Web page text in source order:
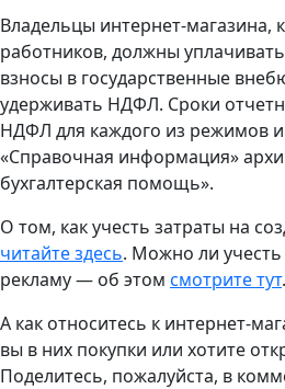
Владельцы интернет-магазина,
работников, должны
взносы в государственные
удерживать НДФЛ. Сроки
НДФЛ для каждого из режимов
«Справочная информация»
бухгалтерская помощь».
О том, как учесть затраты на
читайте здесь. Можно ли
рекламу — об этом смотрите тут.
А как относитесь к интернет-
вы в них покупки или хотите
Поделитесь, пожалуйста, в